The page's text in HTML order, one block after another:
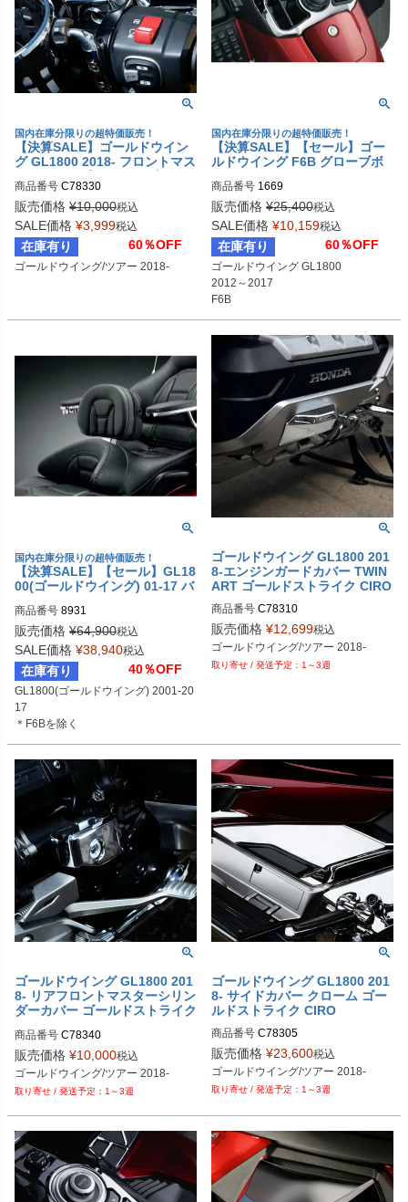
国内在庫分限りの超特価販売！
【決算SALE】ゴールドウイン
グ GL1800 2018- フロントマス
ストライク CIRO
商品番号 C78330
販売価格 ¥10,000税込
SALE価格 ¥3,999税込
在庫有り 60％OFF
ゴールドウイング/ツアー 2018-
国内在庫分限りの超特価販売！
【決算SALE】【セール】ゴー
ルドウイング F6B グローブボ
商品番号 1669
販売価格 ¥25,400税込
SALE価格 ¥10,159税込
在庫有り 60％OFF
ゴールドウイング GL1800
2012～2017
F6B
国内在庫分限りの超特価販売！
【決算SALE】【セール】GL18
00(ゴールドウイング) 01-17 バ
商品番号 8931
販売価格 ¥64,900税込
SALE価格 ¥38,940税込
在庫有り 40％OFF
GL1800(ゴールドウイング) 2001-20
17
＊F6Bを除く
ゴールドウイング GL1800 201
8-エンジンガードカバー TWIN
ART ゴールドストライク CIRO
商品番号 C78310
315
販売価格 ¥12,699税込
ゴールドウイング/ツアー 2018-
1～3週
ゴールドウイング GL1800 201
8- リアフロントマスターシリン
ダーカバー ゴールドストライク
商品番号 C78340
販売価格 ¥10,000税込
ゴールドウイング/ツアー 2018-
1～3週
ゴールドウイング GL1800 201
8- サイドカバー クローム ゴー
ルドストライク CIRO
商品番号 C78305
販売価格 ¥23,600税込
ゴールドウイング/ツアー 2018-
1～3週